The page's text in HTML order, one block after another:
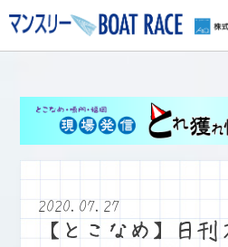
2020.07.27
【とこなめ】日